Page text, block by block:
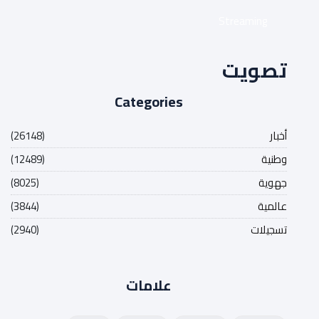
تصويت
Categories
أخبار
(26148)
وطنية
(12489)
جهوية
(8025)
عالمية
(3844)
تسجيلات
(2940)
علامات